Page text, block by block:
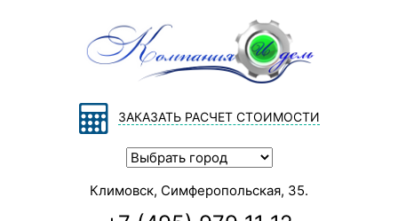
ЗАКАЗАТЬ РАСЧЕТ СТОИМОСТИ
Климовск, Симферопольская, 35.